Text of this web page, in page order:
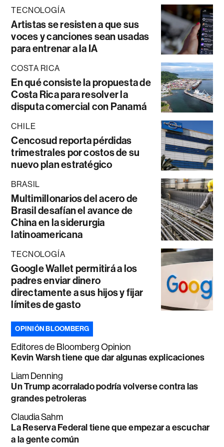
TECNOLOGÍA
Artistas se resisten a que sus
voces y canciones sean usadas
para entrenar a la IA
COSTA RICA
En qué consiste la propuesta de
Costa Rica para resolver la
disputa comercial con Panamá
CHILE
Cencosud reporta pérdidas
trimestrales por costos de su
nuevo plan estratégico
BRASIL
Multimillonarios del acero de
Brasil desafían el avance de
China en la siderurgia
latinoamericana
TECNOLOGÍA
Google Wallet permitirá a los
padres enviar dinero
directamente a sus hijos y fijar
límites de gasto
OPINIÓN BLOOMBERG
Editores de Bloomberg Opinion
Kevin Warsh tiene que dar algunas explicaciones
Liam Denning
Un Trump acorralado podría volverse contra las
grandes petroleras
Claudia Sahm
La Reserva Federal tiene que empezar a escuchar
a la gente común